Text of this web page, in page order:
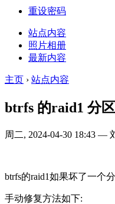
重设密码
站点内容
照片相册
最新内容
主页 › 站点内容
btrfs 的raid1 分
周二, 2024-04-30 18:43 —
btrfs的raid1如果坏了一个
手动修复方法如下: